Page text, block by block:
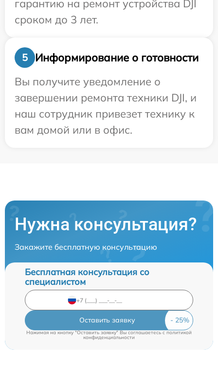
гарантию на ремонт устройства DJI
сроком до 3 лет.
5
Информирование о готовности
Вы получите уведомление о
завершении ремонта техники DJI, и
наш сотрудник привезет технику к
вам домой или в офис.
Нужна консультация?
Закажите бесплатную консультацию
Бесплатная консультация со
специалистом
Оставить заявку
Нажимая на кнопку "Оставить заявку" Вы соглашаетесь c политикой
конфиденциальности